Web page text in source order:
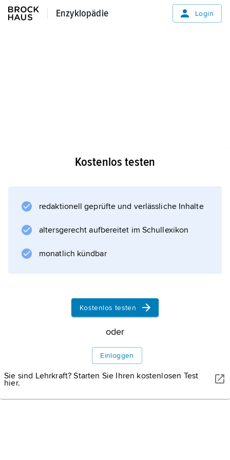
Enzyklopädie
Enzyklopädie Login
Kostenlos testen
redaktionell geprüfte und verlässliche Inhalte
altersgerecht aufbereitet im Schullexikon
monatlich kündbar
Kostenlos testen
oder
Einloggen
Sie sind Lehrkraft? Starten Sie Ihren kostenlosen Test
hier.